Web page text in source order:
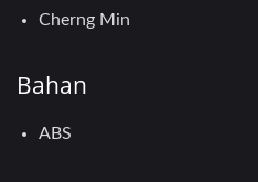
Cherng Min
Bahan
ABS